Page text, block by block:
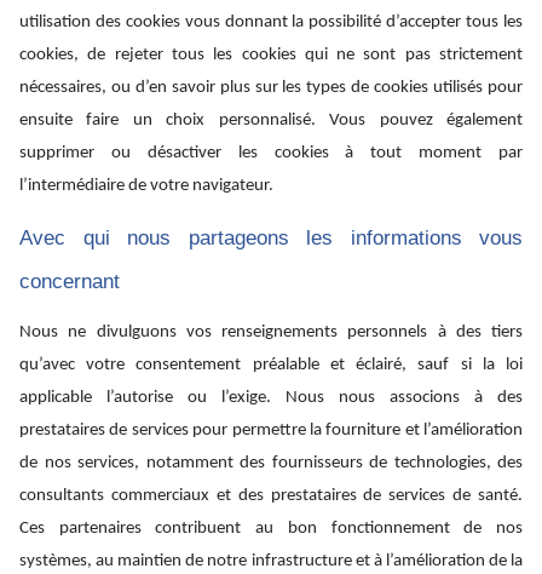
utilisation des cookies vous donnant la possibilité d’accepter tous les
cookies, de rejeter tous les cookies qui ne sont pas strictement
nécessaires, ou d’en savoir plus sur les types de cookies utilisés pour
ensuite faire un choix personnalisé. Vous pouvez également
supprimer ou désactiver les cookies à tout moment par
l’intermédiaire de votre navigateur.
Avec qui nous partageons les informations vous
concernant
Nous ne divulguons vos renseignements personnels à des tiers
qu’avec votre consentement préalable et éclairé, sauf si la loi
applicable l’autorise ou l’exige. Nous nous associons à des
prestataires de services pour permettre la fourniture et l’amélioration
de nos services, notamment des fournisseurs de technologies, des
consultants commerciaux et des prestataires de services de santé.
Ces partenaires contribuent au bon fonctionnement de nos
systèmes, au maintien de notre infrastructure et à l’amélioration de la